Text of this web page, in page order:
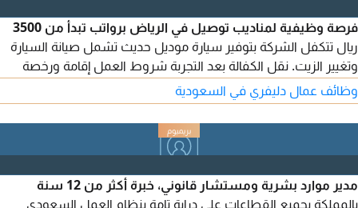
فرصة وظيفية لمناديب توصيل في الرياض برواتب تبدأ من 3500
ريال تتكفل الشركة بتوفير سيارة موديل حديث تشمل صيانة السيارة
وتغيير الزيت. نقل الكفالة بعد التجربة شروط العمل إقامة ورخصة
سارين. نقل كفالة بعد تجربة. برجاء من تتوفر لديه الشروط التواصل
مع المسؤول أو الحضور لمقر الشركة حي القدس
وظائف عمال دليفري في السعودية
مدير موارد بشرية ومستشار قانوني، خبرة أكثر من 12 سنة
بالمملكة بجميع القطاعات على دراية تامة بنظام العمل السعودي